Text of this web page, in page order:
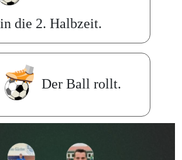
in die 2. Halbzeit.
Der Ball rollt.